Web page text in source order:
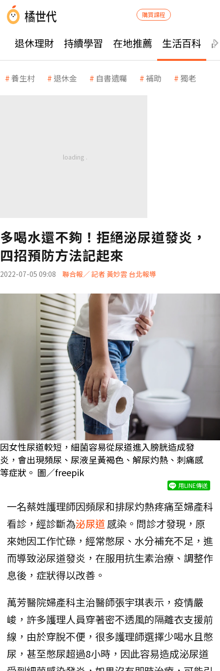
購買課程
退休理財 持續學習 在地推薦 生活百科
養生村 退休金 自書遺囑 補助 獨老
多喝水還不夠！拒絕泌尿道發炎，
四招預防方法記起來
2022-07-05 09:08 聯合報／ 記者 黃妙雲 台北報導
因女性尿道較短，細菌容易從尿道進入膀胱造成發
炎，會出現頻尿、尿液呈黃褐色、解尿灼熱、刺痛感
等症狀。 圖／freepik
用LINE傳送
一名蔡姓護理師因頻尿和排尿灼熱疼痛至婦產科
看診，經診斷為泌尿道 感染。問診才發現，原
來她因工作忙碌，經常憋尿、水分補充不足，進
而導致泌尿道發炎，在服用抗生素治療、調整作
息後，症狀得以改善。
萬芳醫院婦產科主治醫師張宇琪表示，疫情嚴
峻，許多護理人員穿著密不透風的隔離衣支援前
線，由於穿脫不便，很多護理師選擇少喝水且憋
尿，甚至憋尿超過8小時，因此容易造成泌尿道